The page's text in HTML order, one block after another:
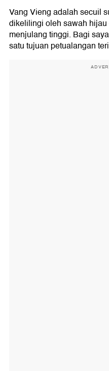
Vang Vieng adalah secuil
dikelilingi oleh sawah
menjulang tinggi. Bagi
satu tujuan petualangan